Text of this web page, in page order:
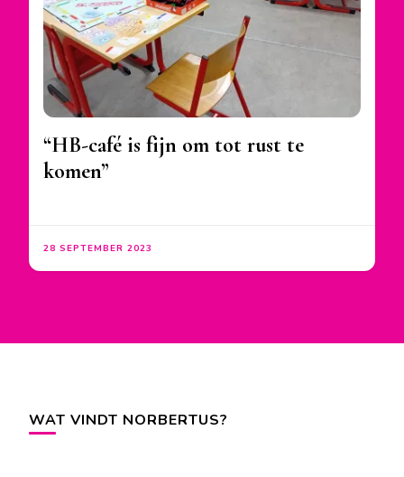
“HB-café is fijn om tot rust te
komen”
28 SEPTEMBER 2023
WAT VINDT NORBERTUS?